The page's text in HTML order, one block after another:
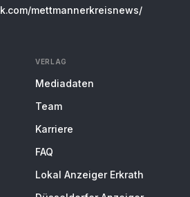
mettmannerkreisnews/
VERLAG
Mediadaten
Team
Karriere
FAQ
Lokal Anzeiger Erkrath